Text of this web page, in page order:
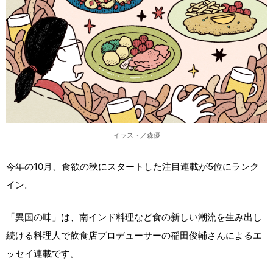
イラスト／森優
今年の10月、食欲の秋にスタートした注目連載が5位にランク
イン。
「異国の味」は、南インド料理など食の新しい潮流を生み出し
続ける料理人で飲食店プロデューサーの稲田俊輔さんによるエ
ッセイ連載です。